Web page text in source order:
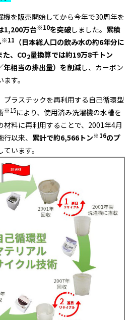
機を販売開始してから今年で30周年を
1,200万台※10を突破しました。 累積
※11 （日本総人口の飲み水の約6年分に
、 CO2量換算では約19万8千トン
年相当の排出量）を削減し、カーボン
す。
プラスチックを再利用する自己循環型
※15により、使用済み洗濯機の水槽を
材料に再利用することで、2001年4月
以来、 累計で約6,566 トン※16のプ
ています。